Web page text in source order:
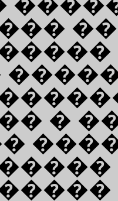
�